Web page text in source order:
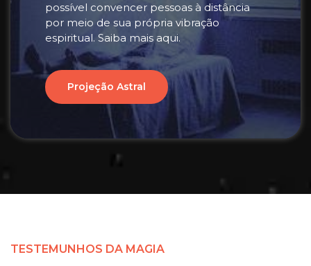
possível convencer pessoas à distância
por meio de sua própria vibração
espiritual. Saiba mais aqui.
Projeção Astral
TESTEMUNHOS DA MAGIA